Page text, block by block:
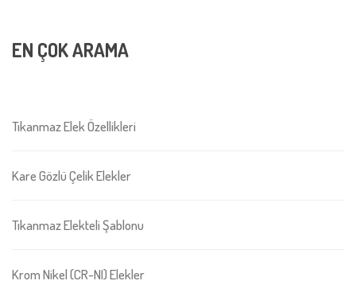
EN ÇOK ARAMA
Tıkanmaz Elek Özellikleri
Kare Gözlü Çelik Elekler
Tıkanmaz Elekteli Şablonu
Krom Nikel (CR-NI) Elekler